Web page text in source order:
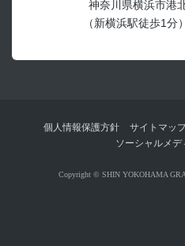
神奈川県横浜市港
（新横浜駅徒歩1分）
個人情報保護方針 サイトマッ
ソーシャルメデ
Copyright © SHIN YOKOHAMA